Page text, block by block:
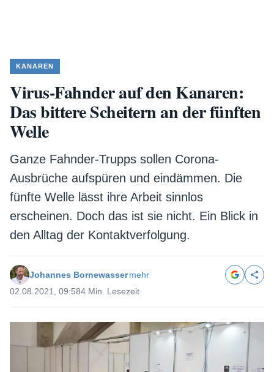
KANAREN
Virus-Fahnder auf den Kanaren:
Das bittere Scheitern an der fünften
Welle
Ganze Fahnder-Trupps sollen Corona-
Ausbrüche aufspüren und eindämmen. Die
fünfte Welle lässt ihre Arbeit sinnlos
erscheinen. Doch das ist sie nicht. Ein Blick in
den Alltag der Kontaktverfolgung.
Johannes Bornewassermehr
02.08.2021, 09:584 Min. Lesezeit